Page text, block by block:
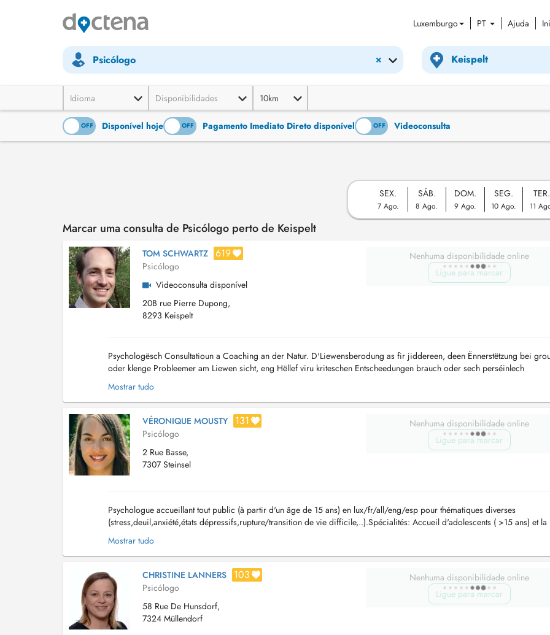
Luxemburgo PT Ajuda
×
Psicólogo
Idioma Disponibilidades 10km
OFF Disponível hoje
ON OFF Pagamento Imediato Direto disponível
ON OFF Videoconsulta
SEX.
7 Ago.
SÁB.
8 Ago.
DOM.
9 Ago.
SEG.
10 Ago.
TER.
11
Marcar uma consulta de Psicólogo perto de Keispelt
TOM SCHWARTZ 619
Psicólogo
Videoconsulta disponível
20B rue Pierre Dupong,
8293 Keispelt
Nenhuma disponibilidade online
Ligue para marcar
Psychologësch Consultatioun a Coaching an der Natur. D'Liewensberodung as fir jiddereen, deen Ënnerstëtzung bei
oder klenge Probleemer am Liewen sicht, eng Hëllef viru kriteschen Entscheedungen brauch oder sech perséinlech
weiderentwéckele wëll. - Identitéitsprobleemer: Seng Perséinle...
Mostrar tudo
VÉRONIQUE MOUSTY 131
Psicólogo
2 Rue Basse,
7307 Steinsel
Nenhuma disponibilidade online
Ligue para marcar
Psychologue accueillant tout public (à partir d'un âge de 15 ans) en lux/fr/all/eng/esp pour thématiques diverses
(stress,deuil,anxiété,états dépressifs,rupture/transition de vie difficile,..).Spécialités: Accueil d'adolescents ( >15 ans) et la
périnatalité/la parentalité. Accueil d'enfants dans le ...
Mostrar tudo
CHRISTINE LANNERS 103
Psicólogo
58 Rue De Hunsdorf,
7324 Müllendorf
Nenhuma disponibilidade online
Ligue para marcar